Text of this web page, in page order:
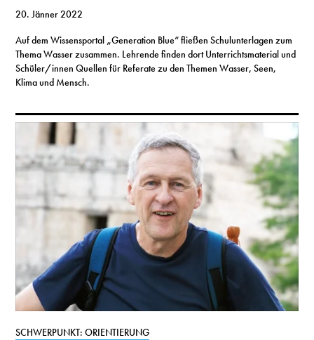
20. Jänner 2022
Auf dem Wissensportal „Generation Blue“ fließen Schulunterlagen zum
Thema Wasser zusammen. Lehrende finden dort Unterrichtsmaterial und
Schüler/innen Quellen für Referate zu den Themen Wasser, Seen,
Klima und Mensch.
SCHWERPUNKT: ORIENTIERUNG